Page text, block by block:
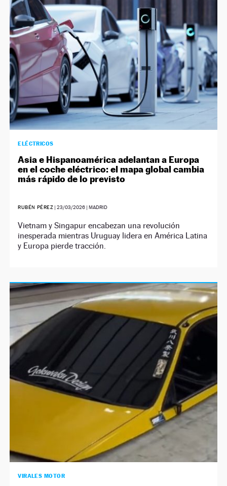
NEWSLETTER
SÍGUENOS
ELÉCTRICOS
Asia e Hispanoamérica adelantan a Europa
en el coche eléctrico: el mapa global cambia
más rápido de lo previsto
RUBÉN PÉREZ |23/03/2026 | MADRID
Vietnam y Singapur encabezan una revolución
inesperada mientras Uruguay lidera en América Latina
y Europa pierde tracción.
VIRALES MOTOR